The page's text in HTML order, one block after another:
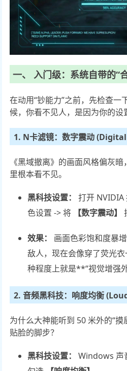
一、 入门级：系统自带的“
在动用“钞能力”之前，先检查一
候，你看不见人，是因为你的设
1. N卡滤镜：数字震动
《黑域撤离》的画面风格偏灰
里根本看不见。
黑科技设置：
打开 NVIDIA
色设置 -> 将
【数字震动】
效果：
画面色彩饱和度暴
敌人，现在会像穿了荧光
种程度上就是**“视觉增强
2. 音频黑科技：响度均衡
为什么大神能听到 50 米外的“
贴脸的脚步？
黑科技设置：
Windows 声